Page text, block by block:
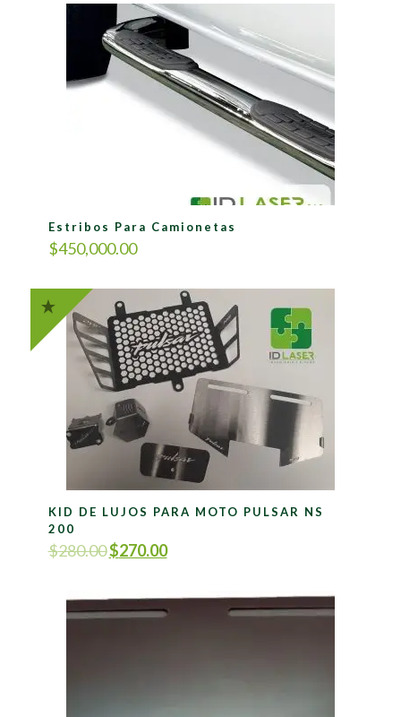
Estribos Para Camionetas
$450,000.00
KID DE LUJOS PARA MOTO PULSAR NS
200
$280.00$270.00